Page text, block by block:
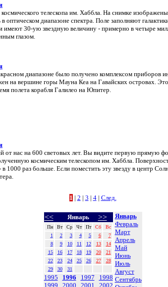
телескопа им. Хаббла. На снимке
диапазоне спектра. Поле заполняют
30-ую звездную величину - примерно в четыре
глазом.
диапазоне было получено комплексом приборов
на вершине горы Мауна Кеа на Гавайских островах.
полета корабля Галилео на Юпитер.
от нас на 600 световых лет. Вы видите первую прямую
космическим телескопом им. Хаббла.
1000 раз больше. Если поместить эту звезду в центр
1 | 2 | 3 | 4| След.
<< Январь >>
Пн Вт Ср Чт Пт Сб
Вс
1
2 3 4 5 6
7
8
9 10 11 12 13
14
15
16 17 18 19 20
21
22
23 24 25 26 27
28
29
30 31
1995 1996 1997
1998
1999
2000 2001 2002
Январь
Февраль
Март
Апрель
Май
Июнь
Июль
Август
Сентябрь